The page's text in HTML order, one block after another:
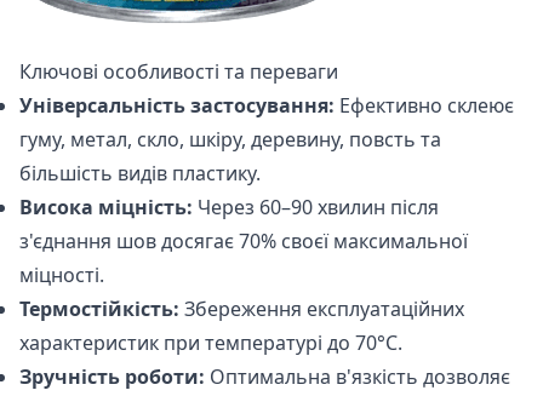
Ключові особливості та переваги
Універсальність застосування: Ефективно склеює
гуму, метал, скло, шкіру, деревину, повсть та
більшість видів пластику.
Висока міцність: Через 60–90 хвилин після
з'єднання шов досягає 70% своєї максимальної
міцності.
Термостійкість: Збереження експлуатаційних
характеристик при температурі до 70°C.
Зручність роботи: Оптимальна в'язкість дозволяє